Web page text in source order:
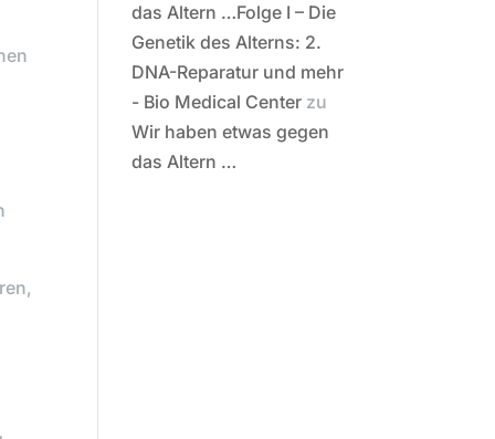
das Altern …Folge I – Die
Genetik des Alterns: 2.
DNA-Reparatur und mehr
- Bio Medical Center zu
Wir haben etwas gegen
das Altern …